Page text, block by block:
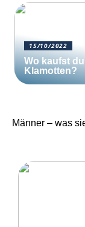
15/10/2022
Wo kaufst
Klamotten?
Männer – was